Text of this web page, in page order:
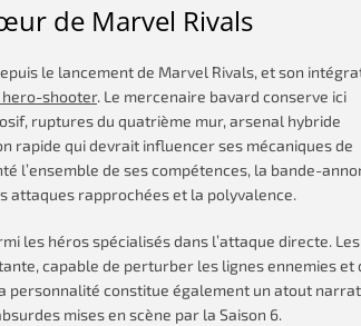
de Marvel Rivals
le lancement de Marvel Rivals, et son
hero-shooter. Le mercenaire bavard conserve ici
ruptures du quatrième mur, arsenal hybride
rapide qui devrait influencer ses mécaniques de
l’ensemble de ses compétences, la bande-
attaques rapprochées et la polyvalence.
les héros spécialisés dans l’attaque directe. Les
capable de perturber les lignes ennemies et
personnalité constitue également un atout
mises en scène par la Saison 6.